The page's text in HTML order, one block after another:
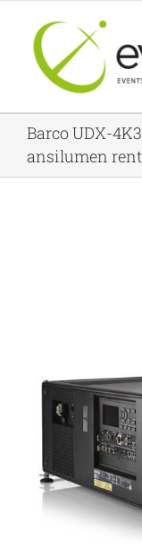
content
Barco UDX-
ansilumen rent